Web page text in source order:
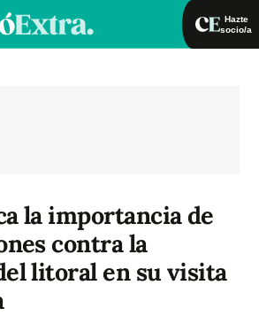
Hazte
socio/a
la importancia de
contra la
litoral en su visita